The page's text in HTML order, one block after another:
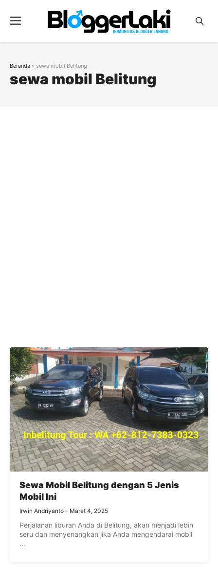
Menu
sewa mobil Belitung
Beranda » sewa mobil Belitung
Sewa Mobil Belitung dengan 5 Jenis
Mobil Ini
Irwin Andriyanto Maret 4, 2025
Perjalanan liburan Anda di Belitung, akan menjadi lebih
seru dan menyenangkan jika Anda mengendarai mobil
...